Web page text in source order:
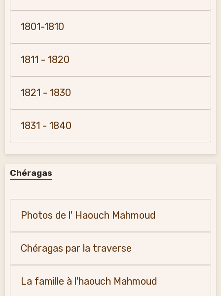
1801-1810
1811 - 1820
1821 - 1830
1831 - 1840
Chéragas
Photos de l' Haouch Mahmoud
Chéragas par la traverse
La famille à l'haouch Mahmoud